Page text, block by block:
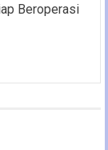
Beroperasi